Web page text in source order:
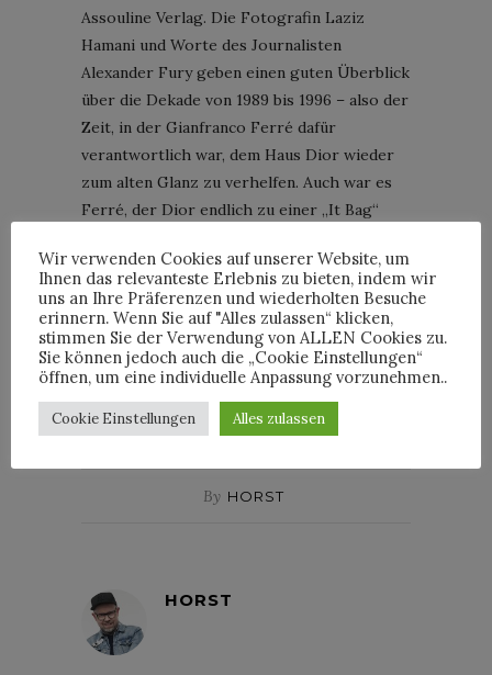
Assouline Verlag. Die Fotografin Laziz
Hamani und Worte des Journalisten
Alexander Fury geben einen guten Überblick
über die Dekade von 1989 bis 1996 – also der
Zeit, in der Gianfranco Ferré dafür
verantwortlich war, dem Haus Dior wieder
zum alten Glanz zu verhelfen. Auch war es
Ferré, der Dior endlich zu einer „It Bag“
Di die Tasche „Lady Dior“ …
ASSOULINE CHRISTIAN DIOR DIOR
GIANFRANCO FERRÉ NEWS
By HORST
HORST
Wir verwenden Cookies auf unserer Website, um
Ihnen das relevanteste Erlebnis zu bieten, indem wir
uns an Ihre Präferenzen und wiederholten Besuche
erinnern. Wenn Sie auf "Alles zulassen“ klicken,
stimmen Sie der Verwendung von ALLEN Cookies zu.
Sie können jedoch auch die „Cookie Einstellungen“
öffnen, um eine individuelle Anpassung vorzunehmen..
Cookie Einstellungen Alles zulassen